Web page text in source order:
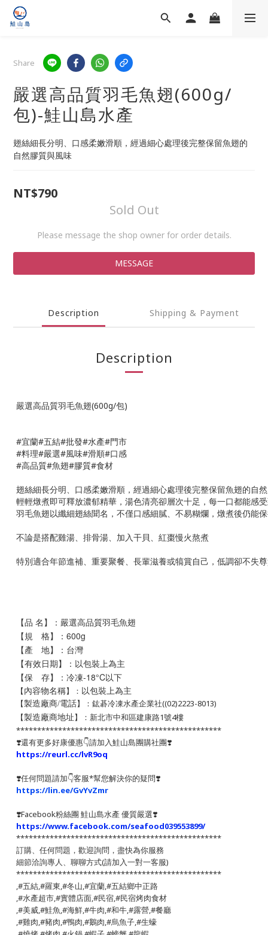
Share
嚴選高品質羽毛魚翅(600g/
包)-鮭山島水產
翅絲細長分明、口感柔嫩滑順，經過細心處理後完整保留魚翅的
自然膠質與風味
NT$790
Sold Out
Please message the shop owner for order details.
MESSAGE
Description Shipping & Payment
Description
嚴選高品質羽毛魚翅(600g/包)
#宜蘭#五結#批發#水產#門市
#料理#嚴選#風味#滑順#口感
#高品質#魚翅#膠質#食材
翅絲細長分明、口感柔嫩滑順，經過細心處理後完整保留魚翅的自
輕輕燉煮即可釋放濃郁精華，湯色清亮卻層次十足，每一口都能感
羽毛魚翅以纖細翅絲聞名，不僅口感細膩、不易糊爛，燉煮後仍能
不論是搭配雞湯、 排骨湯、 加入干貝、紅棗慢火熬煮
特別適合年節進補、重要聚餐、長輩滋養或犒賞自己，低調卻不失
【品 名】：嚴選高品質羽毛魚翅
【規 格】：600g
【產 地】：台灣
【有效日期】：以包裝上為主
【保 存】：冷凍-18°C以下
【內容物名稱】： 以包裝上為主
【製造廠商/電話】：鈜碁冷凍水產企業社((02)2223-8013)
【製造廠商地址】：新北市中和區建康路1號4樓
*************************************************
❣️還有更多好康優惠👇請加入鮭山島團購社團❣️
https://reurl.cc/lvR9oq
❣️任何問題請加👇客服*幫您解決你的疑問❣️
https://lin.ee/GvYvZmr
❣️Facebook粉絲團 鮭山島水產 優質嚴選❣️
https://www.facebook.com/seafood039553899/
*************************************************
訂購、任何問題，歡迎詢問，盡快為你服務
細節洽詢專人、聊聊方式(請加入一對一客服)
*************************************************
,#五結,#羅東,#冬山,#宜蘭,#五結鄉中正路
,#水產超市,#實體店面,#民宿,#民宿烤肉食材
,#美威,#鮭魚,#海鮮,#牛肉,#和牛,#露營,#餐廳
,#雞肉,#豬肉,#鴨肉,#鵝肉,#烏魚子,#生蠔